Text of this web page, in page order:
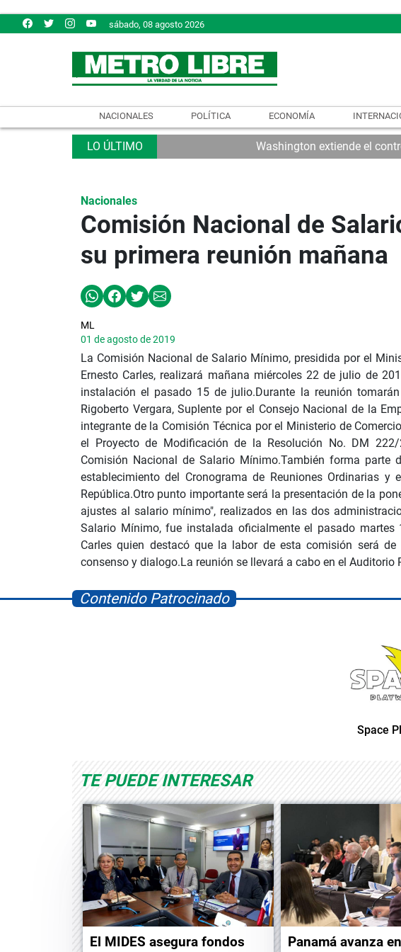
sábado, 08 agosto 2026
NACIONALES POLÍTICA ECONOMÍA
Washington extiende el
Nacionales
Comisión Nacional de
su primera reunión mañana
ML
01 de agosto de 2019
La Comisión Nacional de Salario Mínimo, presidida por el
Ernesto Carles, realizará mañana miércoles 22 de julio de
instalación el pasado 15 de julio.Durante la reunión
Rigoberto Vergara, Suplente por el Consejo Nacional de la
integrante de la Comisión Técnica por el Ministerio de
el Proyecto de Modificación de la Resolución No. DM
Comisión Nacional de Salario Mínimo.También forma parte
establecimiento del Cronograma de Reuniones Ordinarias
República.Otro punto importante será la presentación de la
ajustes al salario mínimo", realizados en las dos
Salario Mínimo, fue instalada oficialmente el pasado
Carles quien destacó que la labor de esta comisión será
consenso y dialogo.La reunión se llevará a cabo en el Auditorio
Contenido Patrocinado
Space
TE PUEDE INTERESAR
El MIDES asegura fondos
Panamá avanza